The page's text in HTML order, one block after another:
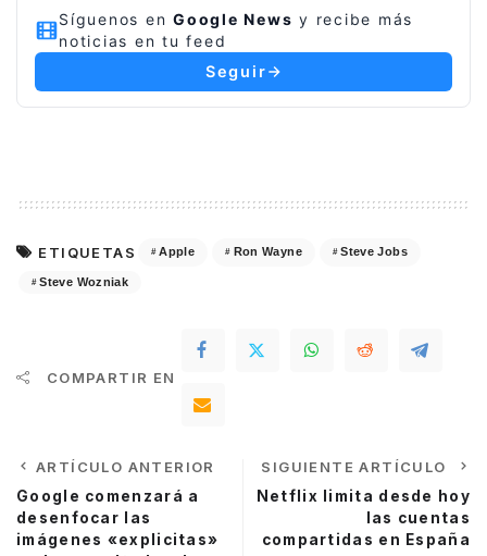
Síguenos en Google News y recibe más
noticias en tu feed
Seguir
ETIQUETAS Apple Ron Wayne Steve Jobs
Steve Wozniak
COMPARTIR EN
ARTÍCULO ANTERIOR
Google comenzará a
desenfocar las
imágenes «explicitas»
SIGUIENTE ARTÍCULO
Netflix limita desde hoy
las cuentas
compartidas en España